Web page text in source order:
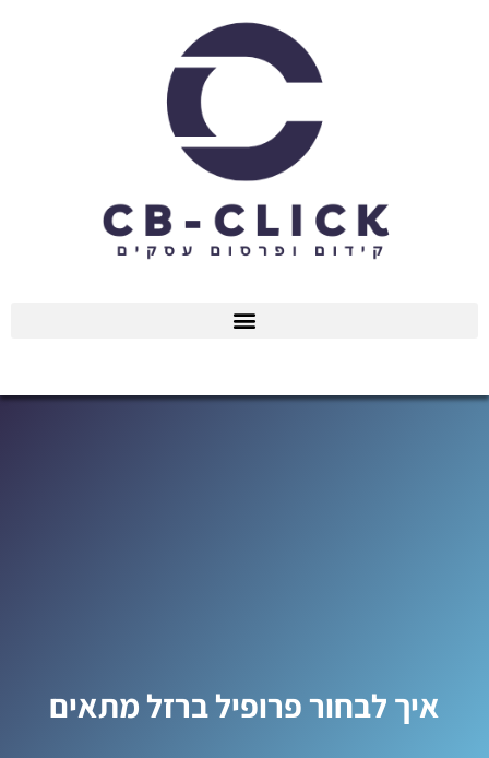
איך לבחור פרופיל ברזל מתאים